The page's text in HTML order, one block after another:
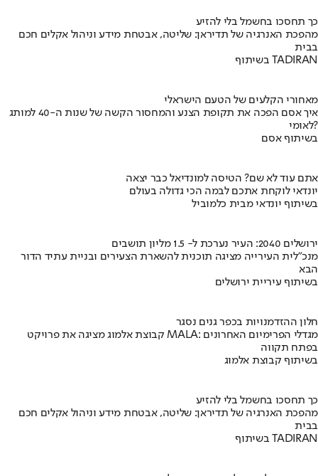
כך תחסכו בחשמל בלי להזיע
מהפכת האנרגיה של תדיראן: שליטה, אבטחת מידע וניהול אקלים חכם
בבית
בשיתוף TADIRAN
מאחורי הקלעים של הטעם הישראלי
איך אסם הפכה את תקופת הצנע והמחסור הקשה של שנות ה-40 למותג
לאומי?
בשיתוף אסם
אתם עוד לא שם? הטיסה למונדיאל כבר יצאה
יונדאי לוקחת אתכם לבמה הכי גדולה בעולם
בשיתוף יונדאי מבית כלמוביל
ירושלים 2040: העיר נערכת ל- 1.5 מליון תושבים
מנכ"לית העירייה מציגה תוכנית להשארת הצעירים ובניית עתיד הדור
הבא
בשיתוף עיריית ירושלים
חלון ההזדמנויות בכפר גנים נסגר
קבוצת אלמוג מציגה את פרויקט MALA: מגדלי הפרימיום האחרונים
בפתח תקווה
בשיתוף קבוצת אלמוג
כך תחסכו בחשמל בלי להזיע
מהפכת האנרגיה של תדיראן: שליטה, אבטחת מידע וניהול אקלים חכם
בבית
בשיתוף TADIRAN